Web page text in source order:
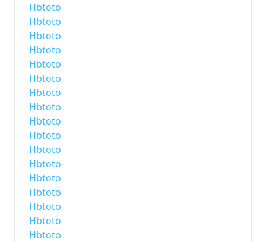
Hbtoto
Hbtoto
Hbtoto
Hbtoto
Hbtoto
Hbtoto
Hbtoto
Hbtoto
Hbtoto
Hbtoto
Hbtoto
Hbtoto
Hbtoto
Hbtoto
Hbtoto
Hbtoto
Hbtoto